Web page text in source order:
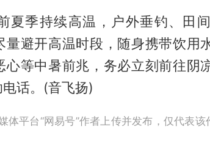
夏季持续高温，户外垂钓、田
量避开高温时段，随身携带饮用
心等中暑前兆，务必立刻前往阴
话。(音飞扬)
体平台“网易号”作者上传并发布，仅代表